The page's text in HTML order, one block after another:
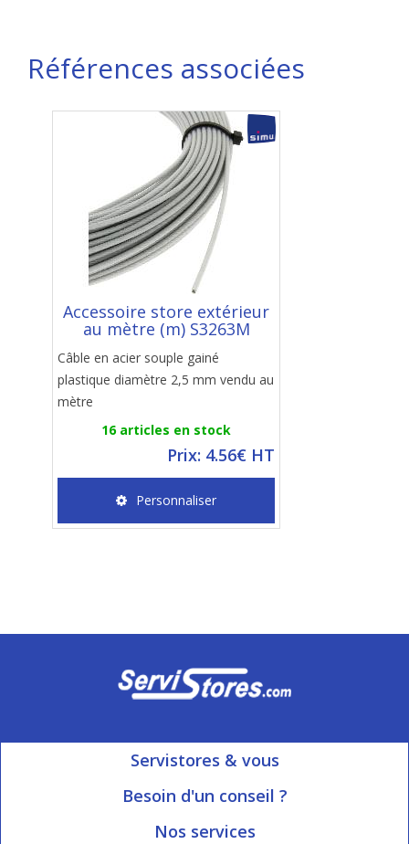
Références associées
Accessoire store extérieur
au mètre (m) S3263M
Câble en acier souple gainé
plastique diamètre 2,5 mm vendu au
mètre
16 articles en stock
Prix: 4.56€ HT
Personnaliser
Servistores & vous
Mon compte
Besoin d'un conseil ?
Ouvert du Lundi au Vendredi
Nos services